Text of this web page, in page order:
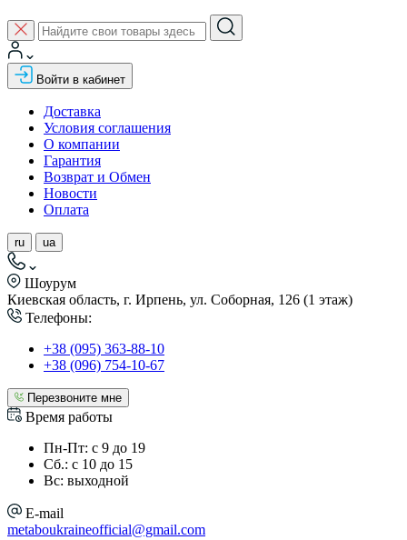
Войти в кабинет
Доставка
Условия соглашения
О компании
Гарантия
Возврат и Обмен
Новости
Оплата
ru ua
Шоурум
Киевская область, г. Ирпень, ул. Соборная, 126 (1 этаж)
Телефоны:
+38 (095) 363-88-10
+38 (096) 754-10-67
Перезвоните мне
Время работы
Пн-Пт: с 9 до 19
Сб.: с 10 до 15
Вс: выходной
E-mail
metaboukraineofficial@gmail.com